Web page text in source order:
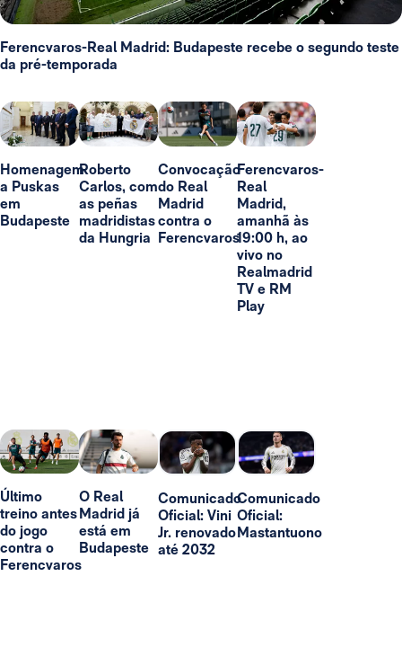
Ferencvaros-Real Madrid: Budapeste recebe o segundo teste
da pré-temporada
Homenagem
a Puskas
em
Budapeste
Roberto
Carlos, com
as peñas
madridistas
da Hungria
Convocação
do Real
Madrid
contra o
Ferencvaros
Ferencvaros-
Real
Madrid,
amanhã às
19:00 h, ao
vivo no
Realmadrid
TV e RM
Play
Último
treino antes
do jogo
contra o
Ferencvaros
O Real
Madrid já
está em
Budapeste
Comunicado
Oficial: Vini
Jr. renovado
até 2032
Comunicado
Oficial:
Mastantuono